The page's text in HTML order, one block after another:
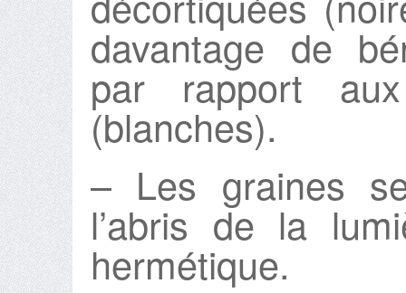
davantage de
par rapport
(blanches).
– Les graines
l’abris de la
hermétique.